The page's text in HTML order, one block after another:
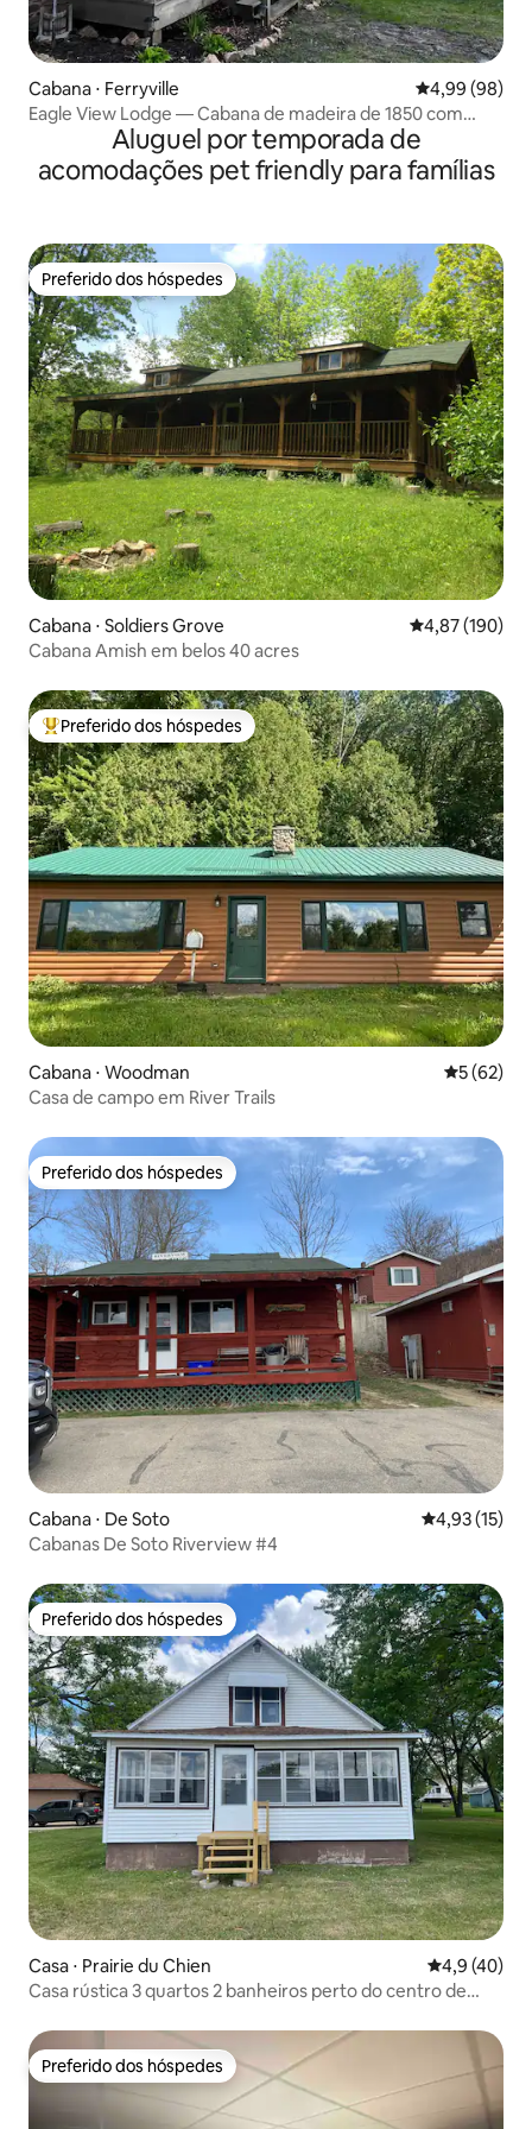
Cabana ⋅ Ferryville 4,99 de uma
4,99 (98)
Eagle View Lodge — Cabana de madeira de 1850 com
banheira de hidromassagem
Aluguel por temporada de
acomodações pet friendly para famílias
Preferido dos hóspedes
Preferido dos hóspedes
Cabana ⋅ Soldiers Grove 4,87 de uma
4,87 (190)
Cabana Amish em belos 40 acres
Entre os melhores preferidos dos hóspedes
Preferido dos hóspedes
Cabana ⋅ Woodman 5 de uma
5 (62)
Casa de campo em River Trails
Preferido dos hóspedes
Preferido dos hóspedes
Cabana ⋅ De Soto 4,93 de uma
4,93 (15)
Cabanas De Soto Riverview #4
Preferido dos hóspedes
Preferido dos hóspedes
Casa ⋅ Prairie du Chien 4,9 de uma
4,9 (40)
Casa rústica 3 quartos 2 banheiros perto do centro de
Preferido dos hóspedes
Preferido dos hóspedes